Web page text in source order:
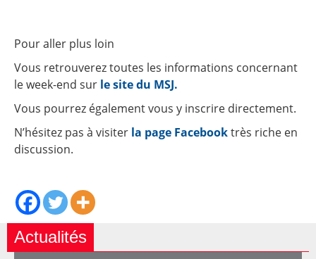
Pour aller plus loin
Vous retrouverez toutes les informations concernant
le week-end sur le site du MSJ.
Vous pourrez également vous y inscrire directement.
N’hésitez pas à visiter la page Facebooktrès riche en
discussion.
Actualités